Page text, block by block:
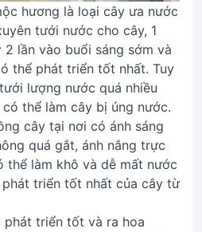
hương là loại cây ưa nước
tưới nước cho cây, 1
lần vào buổi sáng sớm và
thể phát triển tốt nhất. Tuy
lượng nước quá nhiều
thể làm cây bị úng nước.
cây tại nơi có ánh sáng
quá gắt, ánh nắng trực
làm khô và dễ mất nước
triển tốt nhất của cây từ
phát triển tốt và ra hoa